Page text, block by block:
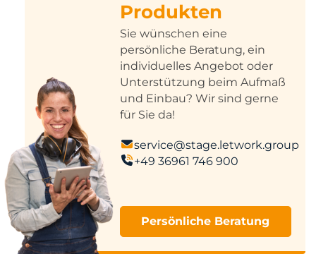
Produkten
Sie wünschen eine
persönliche Beratung, ein
individuelles Angebot oder
Unterstützung beim Aufmaß
und Einbau? Wir sind gerne
für Sie da!
service@stage.letwork.group
+49 36961 746 900
Persönliche Beratung